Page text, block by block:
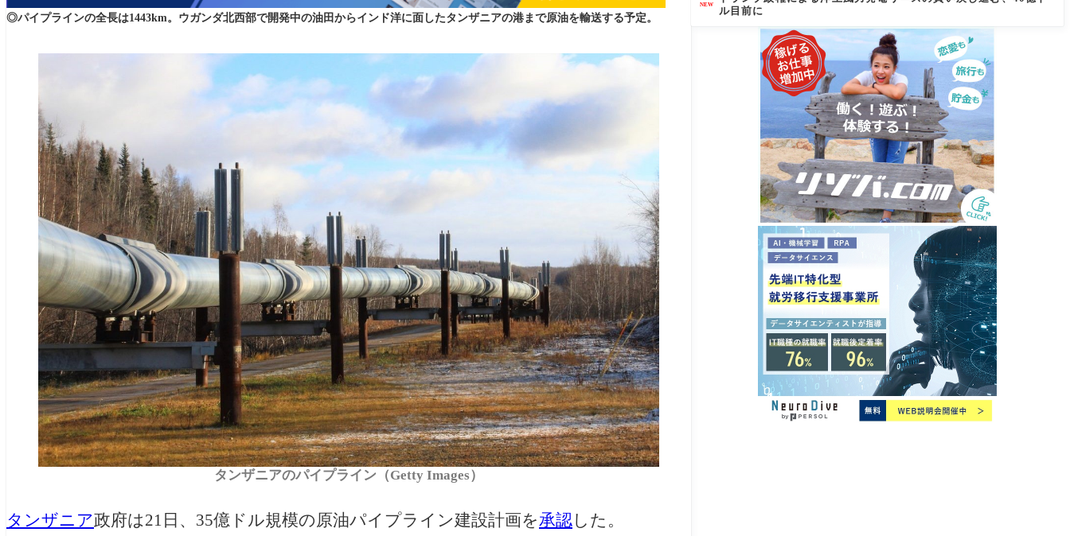
◎パイプラインの全長は1443km。ウガンダ北西部で開発中の油田からインド洋に面したタンザニアの港まで原油を輸送する予定。
タンザニアのパイプライン（Getty Images）
タンザニア政府は21日、35億ドル規模の原油パイプライン建設計画を承認した。
NEW
ル目前に